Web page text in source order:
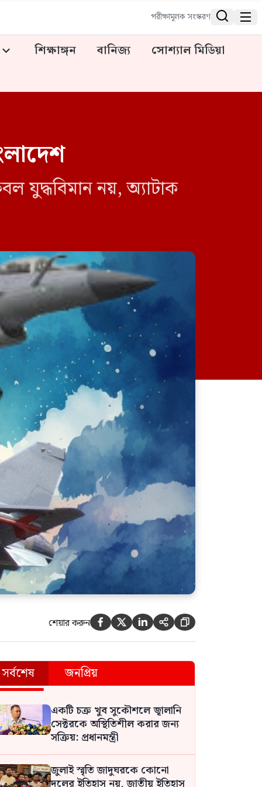
পরীক্ষামূলক সংস্করণ  
শিক্ষাঙ্গন বানিজ্য
সোশ্যাল মিডিয়া
যুদ্ধবিমান নয়, অ্যাটাক
শেয়ার করুন     
সর্বশেষ জনপ্রিয়
একটি চক্র খুব সুকৌশলে জ্বালানি
সেক্টরকে অস্থিতিশীল করার জন্য
সক্রিয়: প্রধানমন্ত্রী
জুলাই স্মৃতি জাদুঘরকে কোনো